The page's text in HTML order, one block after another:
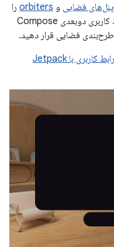
پنل‌های فضایی و orbiters را
ارائه می‌دهد که به شما امکان می‌دهد رابط کاربری دوبعدی Compose
بخش «توسعه رابط کاربری با Jetpack